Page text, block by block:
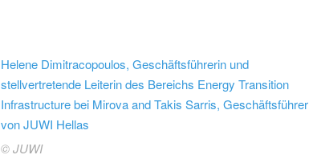
Helene Dimitracopoulos, Geschäftsführerin und
stellvertretende Leiterin des Bereichs Energy Transition
Infrastructure bei Mirova and Takis Sarris, Geschäftsführer
von JUWI Hellas
© JUWI